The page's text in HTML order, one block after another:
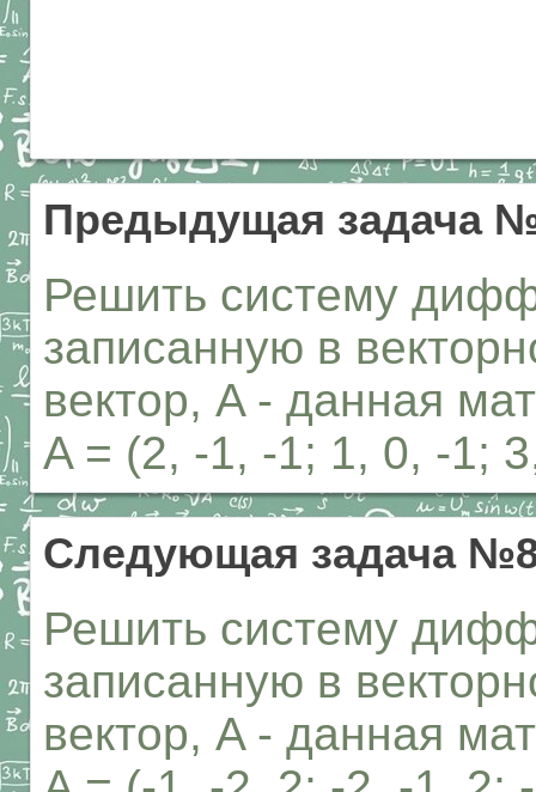
Предыдущая задача
Решить систему
записанную в
вектор, A - данная
A = (2, -1, -1; 1, 0, -1;
Следующая задача
Решить систему
записанную в
вектор, A - данная